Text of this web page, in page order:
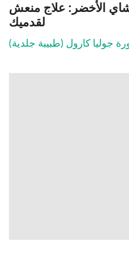
الأخضر: علاج منعش
لقدميك
جوليا كارول (طبيبة جلدية)